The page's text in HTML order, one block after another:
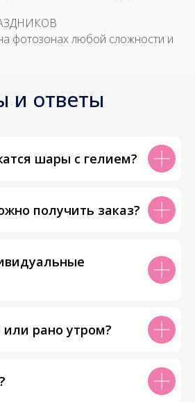
фотозонах любой сложности и
и ответы
шары с гелием?
получить заказ?
рано утром?